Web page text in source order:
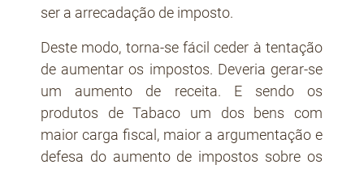
ser a arrecadação de imposto.
Deste modo, torna-se fácil ceder à tentação
de aumentar os impostos. Deveria gerar-se
um aumento de receita. E sendo os
produtos de Tabaco um dos bens com
maior carga fiscal, maior a argumentação e
defesa do aumento de impostos sobre os